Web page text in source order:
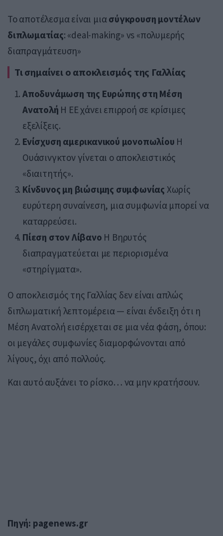
Το αποτέλεσμα είναι μιασύγκρουση μοντέλων
διπλωματίας: «deal-making» vs «πολυμερής
διαπραγμάτευση»
Τι σημαίνει ο αποκλεισμός της Γαλλίας
Αποδυνάμωση της Ευρώπης στη Μέση
Ανατολή Η ΕΕ χάνει επιρροή σε κρίσιμες
εξελίξεις.
Ενίσχυση αμερικανικού μονοπωλίου Η
Ουάσινγκτον γίνεται ο αποκλειστικός
«διαιτητής».
Κίνδυνος μη βιώσιμης συμφωνίας Χωρίς
ευρύτερη συναίνεση, μια συμφωνία μπορεί να
καταρρεύσει.
Πίεση στον Λίβανο Η Βηρυτός
διαπραγματεύεται με περιορισμένα
«στηρίγματα».
Ο αποκλεισμός της Γαλλίας δεν είναι απλώς
διπλωματική λεπτομέρεια — είναι ένδειξη ότι η
Μέση Ανατολή εισέρχεται σε μια νέα φάση, όπου:
οι μεγάλες συμφωνίες διαμορφώνονται από
λίγους, όχι από πολλούς.
Και αυτό αυξάνει το ρίσκο… να μην κρατήσουν.
Πηγή: pagenews.gr